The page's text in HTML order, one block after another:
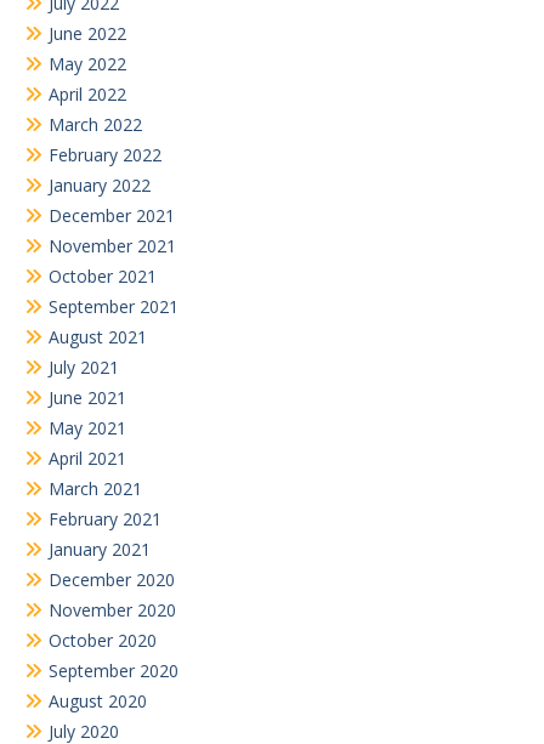
June 2022
May 2022
April 2022
March 2022
February 2022
January 2022
December 2021
November 2021
October 2021
September 2021
August 2021
July 2021
June 2021
May 2021
April 2021
March 2021
February 2021
January 2021
December 2020
November 2020
October 2020
September 2020
August 2020
July 2020